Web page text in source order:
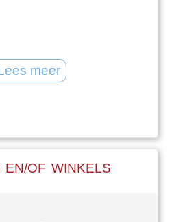
meer
EN/OF WINKELS